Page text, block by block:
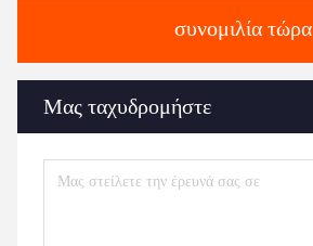
συνομιλία τώρα
Μας ταχυδρομήστε